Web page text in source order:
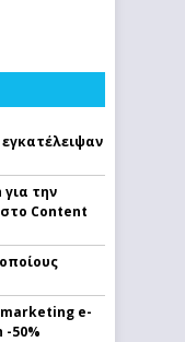
για την
Content
e-
-50%